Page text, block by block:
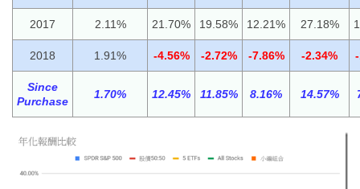
2017 2.11% 21.70% 19.58% 12.21% 27.18%
2018 1.91% -4.56% -2.72% -7.86% -2.34%
Since
Purchase
1.70% 12.45% 11.85% 8.16% 14.57%